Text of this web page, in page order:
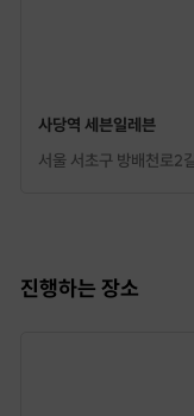
사당역 세븐일레븐
서울 서초구 방배천로2
진행하는 장소